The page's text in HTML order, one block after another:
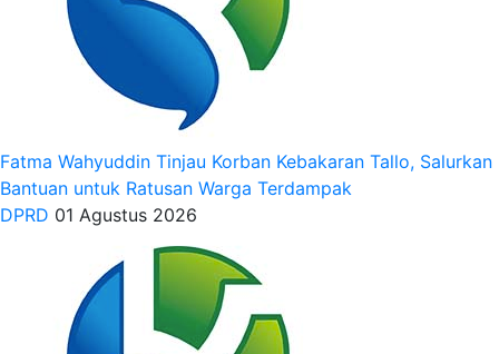
Fatma Wahyuddin Tinjau Korban Kebakaran Tallo, Salurkan
Bantuan untuk Ratusan Warga Terdampak
DPRD 01 Agustus 2026